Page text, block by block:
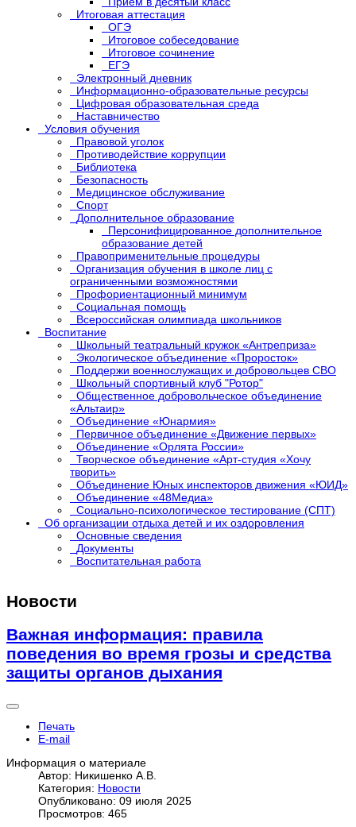
Итоговая аттестация
ОГЭ
Итоговое собеседование
Итоговое сочинение
ЕГЭ
Электронный дневник
Информационно-образовательные ресурсы
Цифровая образовательная среда
Наставничество
Условия обучения
Правовой уголок
Противодействие коррупции
Библиотека
Безопасность
Медицинское обслуживание
Спорт
Дополнительное образование
Персонифицированное дополнительное
образование детей
Правоприменительные процедуры
Организация обучения в школе лиц с
ограниченными возможностями
Профориентационный минимум
Социальная помощь
Всероссийская олимпиада школьников
Воспитание
Школьный театральный кружок «Антреприза»
Экологическое объединение «Проросток»
Поддержи военнослужащих и добровольцев СВО
Школьный спортивный клуб "Ротор"
Общественное добровольческое объединение
«Альтаир»
Объединение «Юнармия»
Первичное объединение «Движение первых»
Объединение «Орлята России»
Творческое объединение «Арт-студия «Хочу
творить»
Объединение Юных инспекторов движения «ЮИД»
Объединение «48Медиа»
Социально-психологическое тестирование (СПТ)
Об организации отдыха детей и их оздоровления
Основные сведения
Документы
Воспитательная работа
Новости
Важная информация: правила
поведения во время грозы и средства
защиты органов дыхания
Печать
E-mail
Информация о материале
Автор: Никишенко А.В.
Категория: Новости
Опубликовано: 09 июля 2025
Просмотров: 465